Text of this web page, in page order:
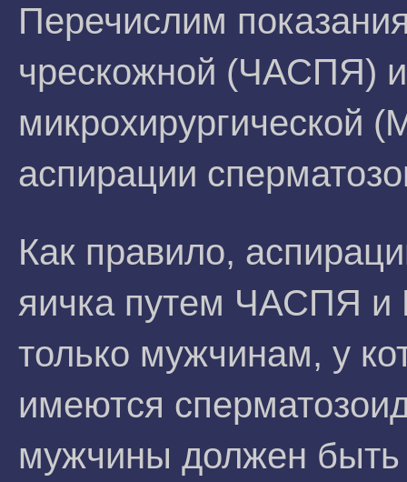
Перечислим
чрескожной (ЧАСПЯ) и
микрохирургической
аспирации
Как правило,
яичка путем ЧАСПЯ и
только мужчинам, у
имеются
мужчины должен быть